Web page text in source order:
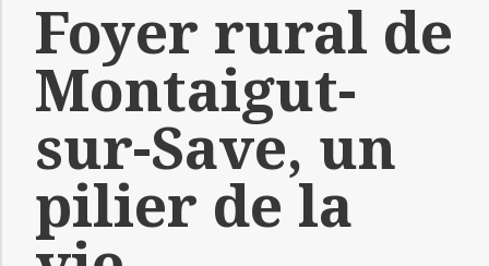
Foyer rural de
Montaigut-
sur-Save, un
pilier de la